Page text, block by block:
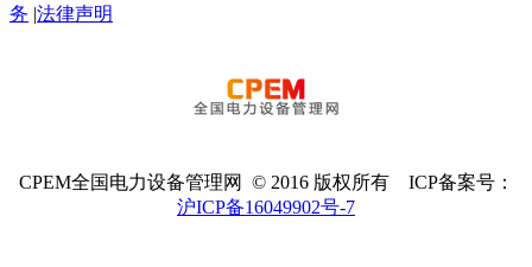
务 |法律声明
CPEM全国电力设备管理网 © 2016 版权所有 ICP备案号：
沪ICP备16049902号-7